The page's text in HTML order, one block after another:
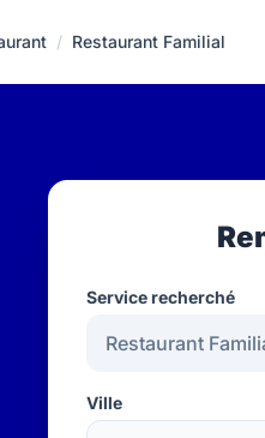
/ Restaurant Familial
Service recherché
Ville